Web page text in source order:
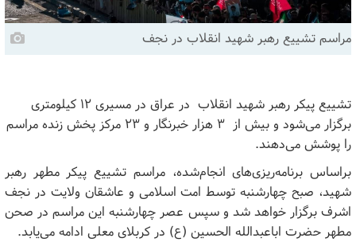
مراسم تشییع رهبر شهید انقلاب در نجف
تشییع پیکر رهبر شهید انقلاب در عراق در مسیری ۱۲ کیلومتری
برگزار می‌شود و بیش از ۳ هزار خبرنگار و ۲۳ مرکز پخش زنده مراسم
را پوشش می‌دهند.
براساس برنامه‌ریزی‌های انجام‌شده، مراسم تشییع پیکر مطهر رهبر
شهید، صبح چهارشنبه توسط امت اسلامی و عاشقان ولایت در نجف
اشرف برگزار خواهد شد و سپس عصر چهارشنبه این مراسم در صحن
مطهر حضرت اباعبدالله الحسین (ع) در کربلای معلی ادامه می‌یابد.